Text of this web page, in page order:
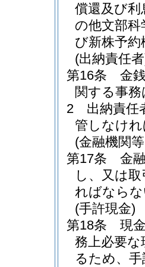
償還及び
の他文部科
び新株予
(出納責任
第16条
金
関する事
2
出納責任
管しなけ
(金融機関
第17条
金
し、又は
ればなら
(手許現金)
第18条
現
務上必要
るため、